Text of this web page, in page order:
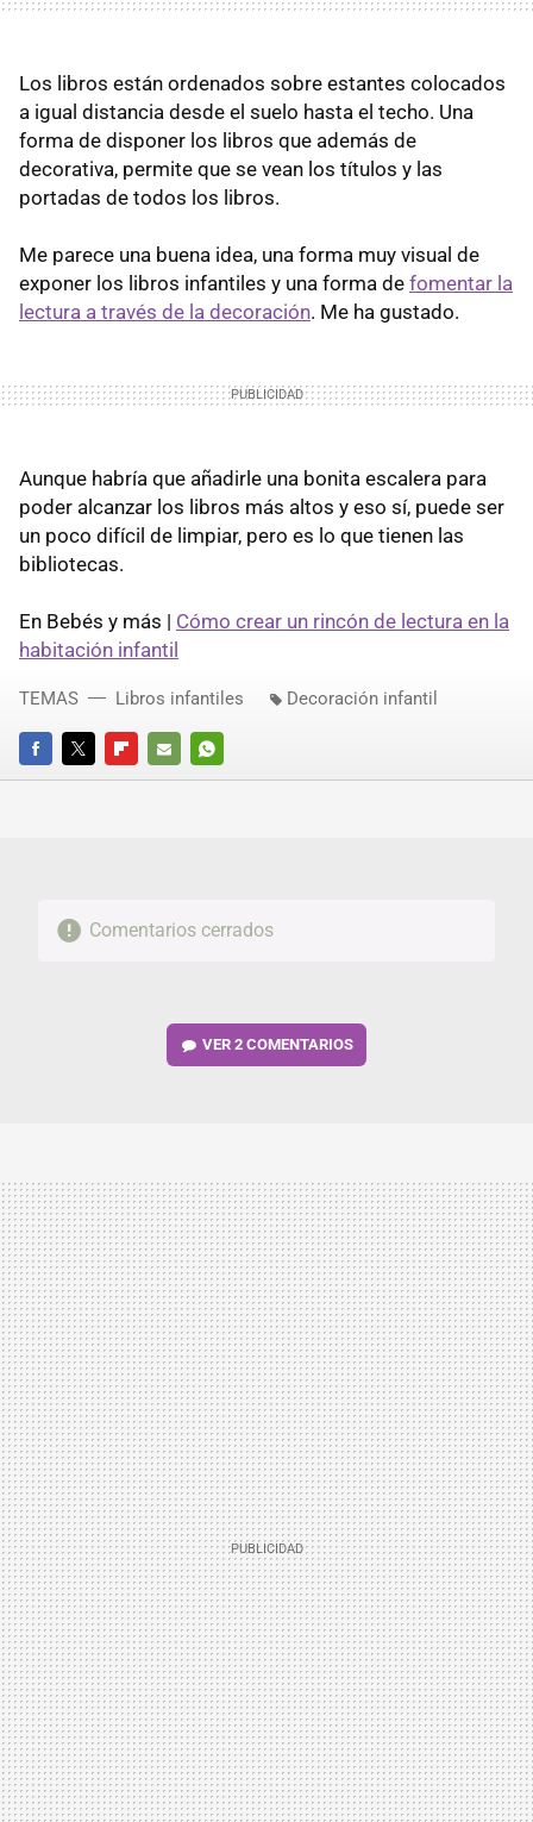
Los libros están ordenados sobre estantes colocados
a igual distancia desde el suelo hasta el techo. Una
forma de disponer los libros que además de
decorativa, permite que se vean los títulos y las
portadas de todos los libros.
Me parece una buena idea, una forma muy visual de
exponer los libros infantiles y una forma de fomentar la
lectura a través de la decoración. Me ha gustado.
Aunque habría que añadirle una bonita escalera para
poder alcanzar los libros más altos y eso sí, puede ser
un poco difícil de limpiar, pero es lo que tienen las
bibliotecas.
En Bebés y más | Cómo crear un rincón de lectura en la
habitación infantil
FACEBOOKTWITTERFLIPBOARD
E-
WHATSAPP
TEMAS Libros infantiles Decoración infantil
Comentarios cerrados
VER2 COMENTARIOS